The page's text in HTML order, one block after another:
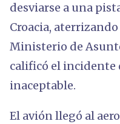
desviarse a una
Croacia,
Ministerio de
calificó el incidente
inaceptable.
El avión llegó al